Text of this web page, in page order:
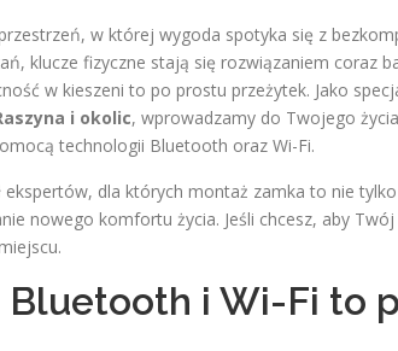
w której wygoda spotyka się z
klucze fizyczne stają się rozwiązaniem coraz
w kieszeni to po prostu przeżytek. Jako
i okolic, wprowadzamy do Twojego
technologii Bluetooth oraz Wi-Fi.
ekspertów, dla których montaż zamka to nie
nowego komfortu życia. Jeśli chcesz, aby
i Wi-Fi to